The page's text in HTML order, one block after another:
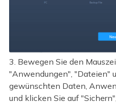
3. Bewegen Sie den
"Anwendungen", "Dateien"
gewünschten Daten,
und klicken Sie auf